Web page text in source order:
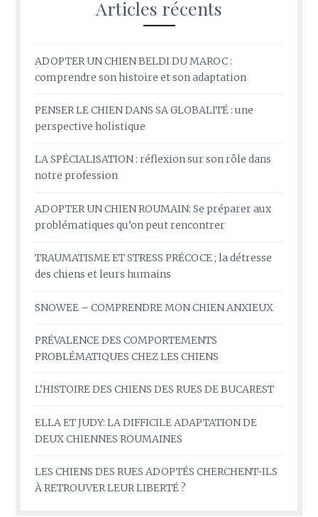
Articles récents
ADOPTER UN CHIEN BELDI DU MAROC :
comprendre son histoire et son adaptation
PENSER LE CHIEN DANS SA GLOBALITÉ : une
perspective holistique
LA SPÉCIALISATION : réflexion sur son rôle dans
notre profession
ADOPTER UN CHIEN ROUMAIN: Se préparer aux
problématiques qu’on peut rencontrer
TRAUMATISME ET STRESS PRÉCOCE ; la détresse
des chiens et leurs humains
SNOWEE – COMPRENDRE MON CHIEN ANXIEUX
PRÉVALENCE DES COMPORTEMENTS
PROBLÉMATIQUES CHEZ LES CHIENS
L’HISTOIRE DES CHIENS DES RUES DE BUCAREST
ELLA ET JUDY: LA DIFFICILE ADAPTATION DE
DEUX CHIENNES ROUMAINES
LES CHIENS DES RUES ADOPTÉS CHERCHENT-ILS
À RETROUVER LEUR LIBERTÉ ?